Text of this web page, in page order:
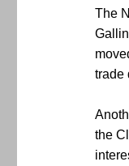
The
trade
the